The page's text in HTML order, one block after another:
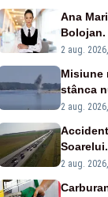
Ana
Bolojan.
2 aug.
Misiune
stânca
luni –
2 aug.
traficul
2 aug.